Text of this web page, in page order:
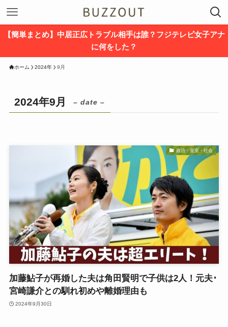
【簡単まとめ】中居正広トラブル相手は誰？フジテレビ女子アナ
に何をした？
ホーム 2024年 9月
2024年9月 – date –
政治・皇室・社会
加藤鮎子が再婚した夫は角田賢明で子供は2人！元夫･
宮崎謙介との馴れ初めや離婚理由も
2024年9月30日